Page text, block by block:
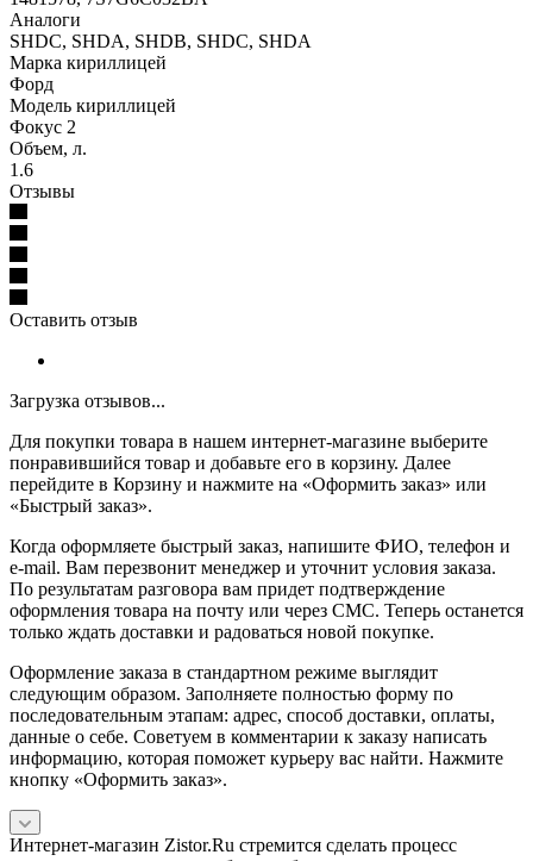
Аналоги
SHDC, SHDA, SHDB, SHDC, SHDA
Марка кириллицей
Форд
Модель кириллицей
Фокус 2
Объем, л.
1.6
Отзывы
Оставить отзыв
Загрузка отзывов...
Для покупки товара в нашем интернет-магазине выберите
понравившийся товар и добавьте его в корзину. Далее
перейдите в Корзину и нажмите на «Оформить заказ» или
«Быстрый заказ».
Когда оформляете быстрый заказ, напишите ФИО, телефон и
e-mail. Вам перезвонит менеджер и уточнит условия заказа.
По результатам разговора вам придет подтверждение
оформления товара на почту или через СМС. Теперь останется
только ждать доставки и радоваться новой покупке.
Оформление заказа в стандартном режиме выглядит
следующим образом. Заполняете полностью форму по
последовательным этапам: адрес, способ доставки, оплаты,
данные о себе. Советуем в комментарии к заказу написать
информацию, которая поможет курьеру вас найти. Нажмите
кнопку «Оформить заказ».
Интернет-магазин Zistor.Ru стремится сделать процесс